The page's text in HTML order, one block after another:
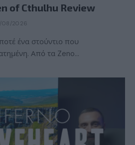
of Cthulhu Review
08/2026
ένα στούντιο που
Από τα Zeno…